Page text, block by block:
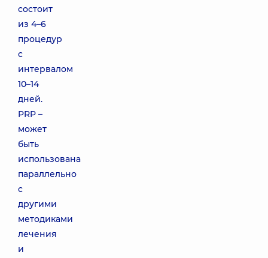
состоит
из 4–6
процедур
с
интервалом
10–14
дней.
PRP –
может
быть
использована
параллельно
с
другими
методиками
лечения
и